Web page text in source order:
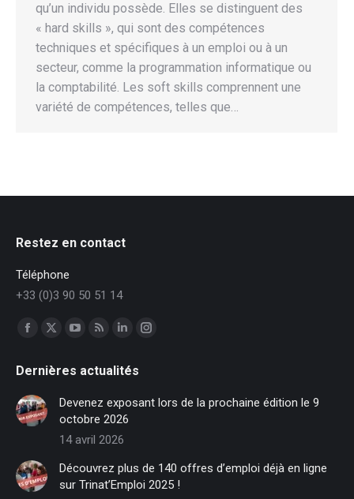
qu’un individu possède. Elles se distinguent des
« hard skills », qui sont des compétences
techniques et spécifiques à un emploi ou à un
secteur, comme la programmation informatique ou
la comptabilité. Les soft skills comprennent une
variété de compétences, telles que…
Restez en contact
Téléphone
+33 (0)3 90 50 51 14
Trouvez nous sur :
Facebook
opens
in
new
window
X
opens
new
window
opens
in
new
window
opens
in
new
window
LinkedIn
opens
in
new
window
Instagram
in
Dernières actualités
Devenez exposant lors de la prochaine édition le 9
octobre 2026
14 avril 2026
Découvrez plus de 140 offres d’emploi déjà en ligne
sur Trinat’Emploi 2025 !